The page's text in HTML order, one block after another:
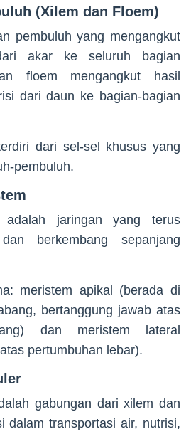
(Xilem dan Floem)
pembuluh yang mengangkut
akar ke seluruh bagian
floem mengangkut hasil
dari daun ke bagian-bagian
dari sel-sel khusus yang
pembuluh.
adalah jaringan yang terus
berkembang sepanjang
meristem apikal (berada di
bertanggung jawab atas
dan meristem lateral
pertumbuhan lebar).
gabungan dari xilem dan
dalam transportasi air, nutrisi,